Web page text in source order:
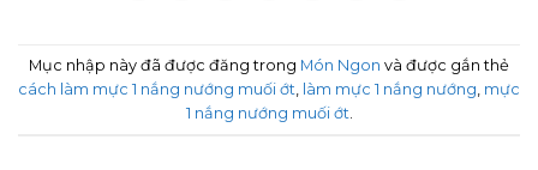
Mục nhập này đã được đăng trong Món Ngon và được gắn thẻ
cách làm mực 1 nắng nướng muối ớt làm mực 1 nắng nướng mực
1 nắng nướng muối ớt